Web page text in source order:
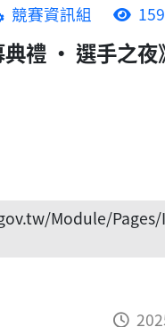
競賽資訊組
禮 ‧ 選手之夜
Module/Pages/